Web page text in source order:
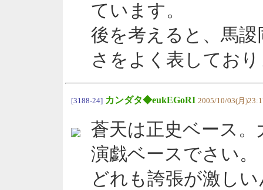
ています。
後を考えると、馬
さをよく表してお
[3188-24] カンダタ◆eukEGoRI 2005/10/03(月
蒼天は正史ベース
演戯ベースでさい。
どれも誇張が激し